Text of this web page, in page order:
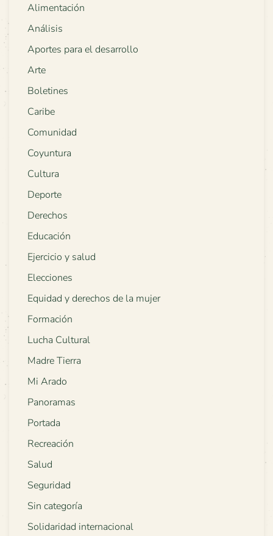
Alimentación
Análisis
Aportes para el desarrollo
Arte
Boletines
Caribe
Comunidad
Coyuntura
Cultura
Deporte
Derechos
Educación
Ejercicio y salud
Elecciones
Equidad y derechos de la mujer
Formación
Lucha Cultural
Madre Tierra
Mi Arado
Panoramas
Portada
Recreación
Salud
Seguridad
Sin categoría
Solidaridad internacional